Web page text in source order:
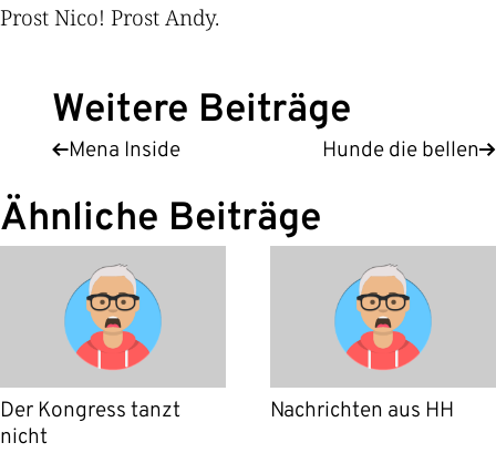
Prost Nico! Prost Andy.
Weitere Beiträge
Mena Inside Hunde die bellen
Ähnliche Beiträge
Der Kongress tanzt
nicht
Nachrichten aus HH